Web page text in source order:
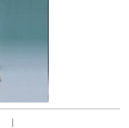
｜